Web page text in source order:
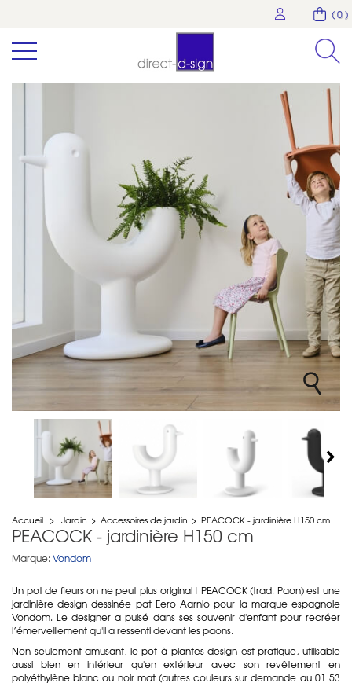
( 0 )
Accueil > Jardin > Accessoires de jardin > PEACOCK - jardinière H150 cm
PEACOCK - jardinière H150 cm
Marque: Vondom
Un pot de fleurs on ne peut plus original ! PEACOCK (trad. Paon) est une
jardinière design dessinée pat Eero Aarnio pour la marque espagnole
Vondom. Le designer a puisé dans ses souvenir d'enfant pour recréer
l’émerveillement qu'il a ressenti devant les paons.
Non seulement amusant, le pot à plantes design est pratique, utilisable
aussi bien en intérieur qu'en extérieur avec son revêtement en
polyéthylène blanc ou noir mat (autres couleurs sur demande au 01 53